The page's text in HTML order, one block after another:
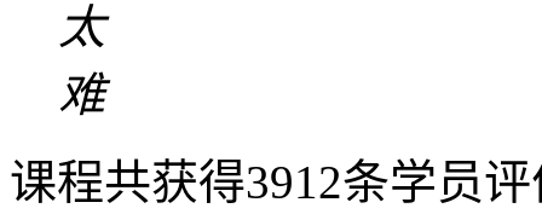
太
难
课程共获得3912条学员